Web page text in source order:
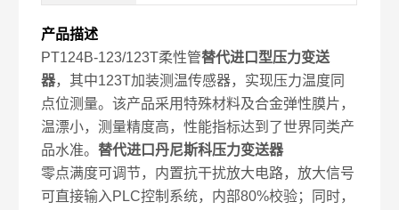
产品描述
PT124B-123/123T柔性管替代进口型压力变送
器，其中123T加装测温传感器，实现压力温度同
点位测量。该产品采用特殊材料及合金弹性膜片，
温漂小，测量精度高，性能指标达到了世界同类产
品水准。替代进口丹尼斯科压力变送器
零点满度可调节，内置抗干扰放大电路，放大信号
可直接输入PLC控制系统，内部80%校验；同时，